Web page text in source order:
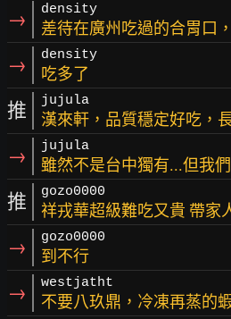
→ density
差待在廣州吃過的合胃口
→ density
吃多了
推 jujula
漢來軒，品質穩定好吃，
→ jujula
雖然不是台中獨有...但我
推 gozo0000
祥戎華超級難吃又貴 帶家
→ gozo0000
到不行
→ westjatht
不要八玖鼎，冷凍再蒸的